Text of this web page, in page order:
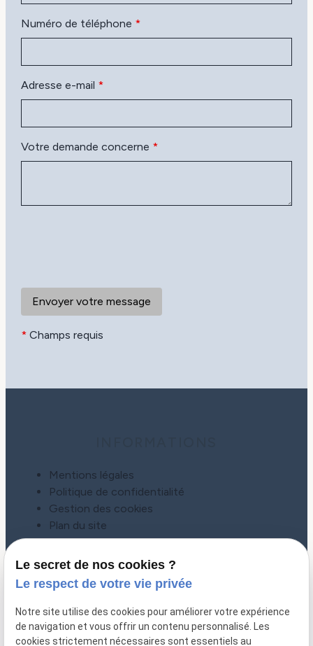
Numéro de téléphone *
Adresse e-mail *
Votre demande concerne *
*Champs requis
Mentions légales
Politique de confidentialité
Gestion des cookies
Plan du site
Le secret de nos cookies ?
Le respect de votre vie privée
Notre site utilise des cookies pour améliorer votre expérience
de navigation et vous offrir un contenu personnalisé. Les
cookies strictement nécessaires sont essentiels au